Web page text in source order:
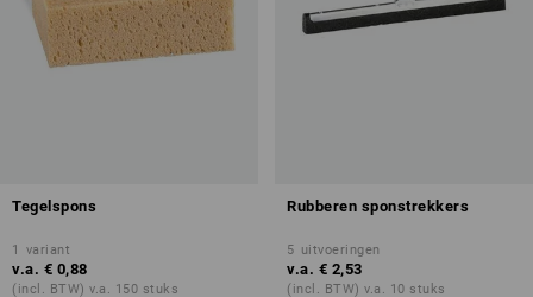
Tegelspons
1 variant
v.a. € 0,88
(incl. BTW) v.a. 150 stuks
Rubberen sponstrekkers
5 uitvoeringen
v.a. € 2,53
(incl. BTW) v.a. 10 stuks